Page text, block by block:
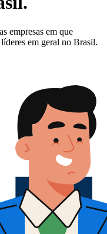
empresas em que
em geral no Brasil.